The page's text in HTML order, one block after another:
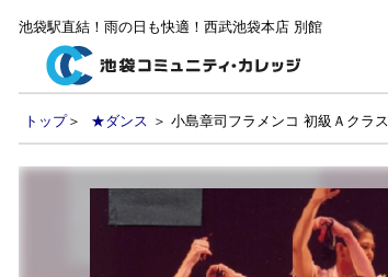
池袋駅直結！雨の日も快適！西武池袋本店 別館
トップ＞ ★ダンス ＞ 小島章司フラメンコ 初級Ａクラス